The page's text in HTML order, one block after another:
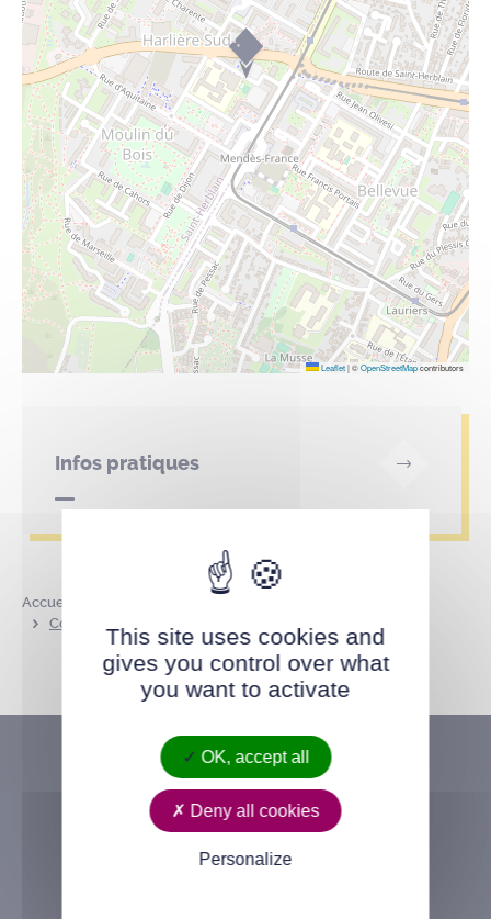
Infos pratiques
Leaflet|©OpenStreetMapcontributors
Accueil
Complexe sportif de la Sensive
This site uses cookies and
gives you control over what
you want to activate
OK, accept all
Deny all cookies
Personalize